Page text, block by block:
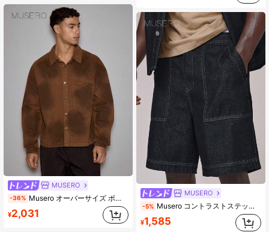
MUSERO
-36% Musero オーバーサイズ ボックス型 長袖 ドロップショルダー ウォッシュデニム ボタン開閉 ジャケット フロントポケット付き 秋/春夏
¥2,031
MUSERO
-5% Musero コントラストステッチ ボタン留め デニムショーツ ジョート スタイル 春夏必需品 ホリデー
¥1,585